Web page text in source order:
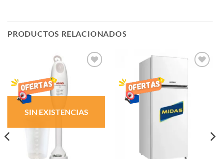
PRODUCTOS RELACIONADOS
SIN EXISTENCIAS
DESEOS